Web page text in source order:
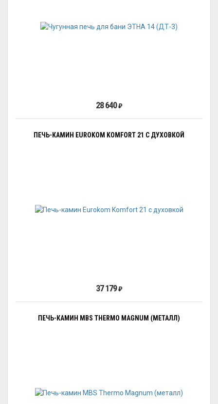
28 640₽
ПЕЧЬ-КАМИН EUROKOM KOMFORT 21 С ДУХОВКОЙ
37 179₽
ПЕЧЬ-КАМИН MBS THERMO MAGNUM (МЕТАЛЛ)